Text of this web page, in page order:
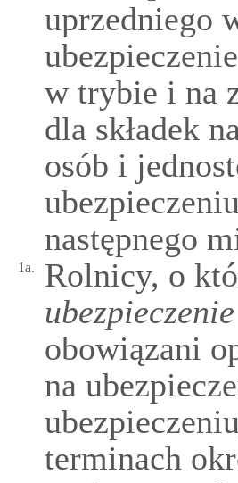
uprzedniego
w trybie i na
dla składek
osób i
następnego
1a.
Rolnicy, o
obowiązani
na
terminach